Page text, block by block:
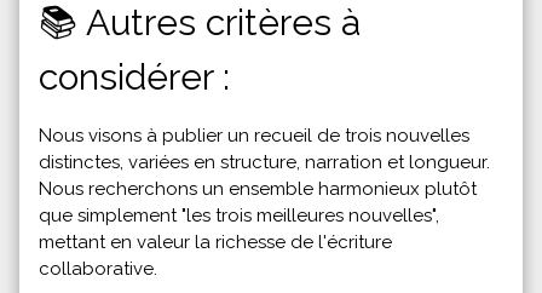
📚 Autres critères à
considérer :
Nous visons à publier un recueil de trois nouvelles
distinctes, variées en structure, narration et longueur.
Nous recherchons un ensemble harmonieux plutôt
que simplement "les trois meilleures nouvelles",
mettant en valeur la richesse de l'écriture
collaborative.